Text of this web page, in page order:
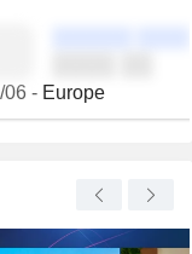
06- Europe